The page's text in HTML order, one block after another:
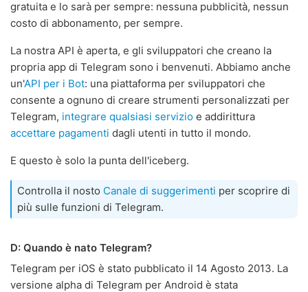
gratuita e lo sarà per sempre: nessuna pubblicità, nessun
costo di abbonamento, per sempre.
La nostra API è aperta, e gli sviluppatori che creano la
propria app di Telegram sono i benvenuti. Abbiamo anche
un'API per i Bot: una piattaforma per sviluppatori che
consente a ognuno di creare strumenti personalizzati per
Telegram, integrare qualsiasi servizio e addirittura
accettare pagamenti dagli utenti in tutto il mondo.
E questo è solo la punta dell'iceberg.
Controlla il nosto Canale di suggerimenti per scoprire di
più sulle funzioni di Telegram.
D: Quando è nato Telegram?
Telegram per iOS è stato pubblicato il 14 Agosto 2013. La
versione alpha di Telegram per Android è stata